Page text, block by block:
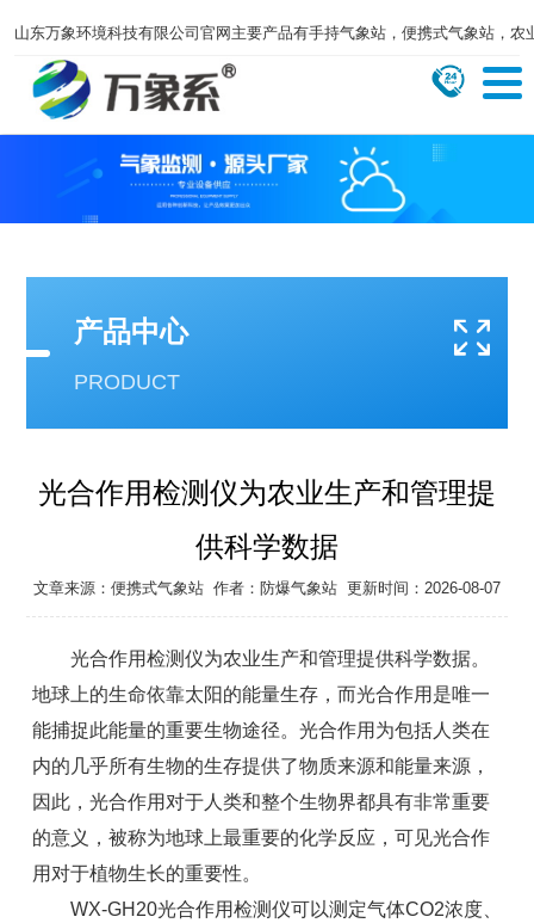
山东万象环境科技有限公司官网主要产品有手持气象站，便携式气象站，
产品中心
PRODUCT
光合作用检测仪为农业生产和管理提
供科学数据
文章来源： 便携式气象站 作者： 防爆气象站 更新时间：2026-08-07
光合作用检测仪为农业生产和管理提供科学数据。
地球上的生命依靠太阳的能量生存，而光合作用是唯一
能捕捉此能量的重要生物途径。光合作用为包括人类在
内的几乎所有生物的生存提供了物质来源和能量来源，
因此，光合作用对于人类和整个生物界都具有非常重要
的意义，被称为地球上最重要的化学反应，可见光合作
用对于植物生长的重要性。
WX-GH20光合作用检测仪可以测定气体CO2浓度、